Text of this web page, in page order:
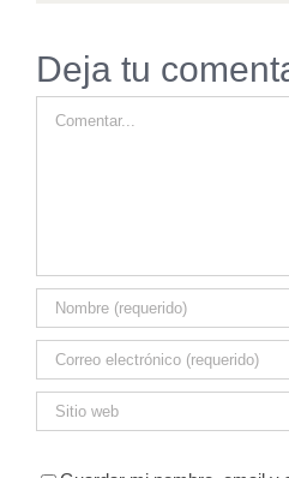
Deja tu